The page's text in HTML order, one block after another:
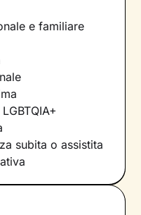
e familiare
subita o assistita